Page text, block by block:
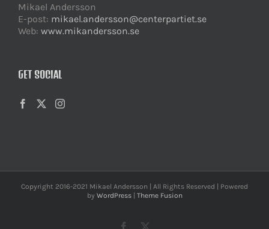
Mikael Andersson
E-post: mikael.andersson@centerpartiet.se
Web: www.mikandersson.se
GET SOCIAL
Copyright 2016-2021 Mikael Andersson | All Rights Reserved | Powered
by WordPress| Theme Fusion
Facebook